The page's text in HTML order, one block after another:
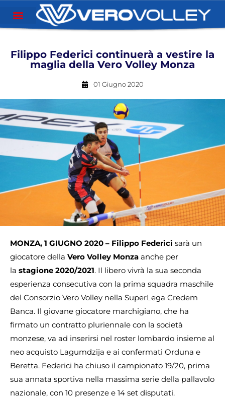
Filippo Federici continuerà a vestire la
maglia della Vero Volley Monza
01 Giugno 2020
MONZA, 1 GIUGNO 2020 – Filippo Federici sarà un
giocatore della Vero Volley Monza anche per
la stagione 2020/2021. Il libero vivrà la sua seconda
esperienza consecutiva con la prima squadra maschile
del Consorzio Vero Volley nella SuperLega Credem
Banca. Il giovane giocatore marchigiano, che ha
firmato un contratto pluriennale con la società
monzese, va ad inserirsi nel roster lombardo insieme al
neo acquisto Lagumdzija e ai confermati Orduna e
Beretta. Federici ha chiuso il campionato 19/20, prima
sua annata sportiva nella massima serie della pallavolo
nazionale, con 10 presenze e 14 set disputati.